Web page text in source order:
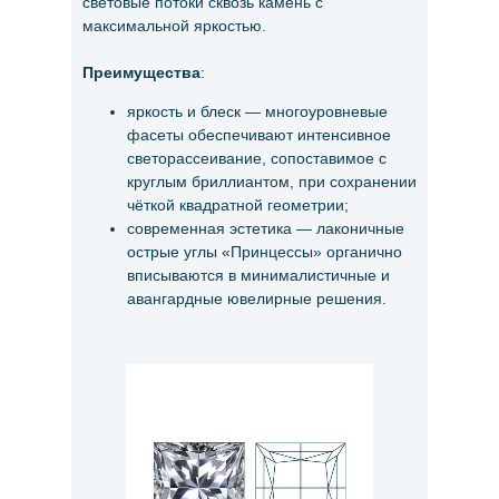
максимальной яркостью.
Преимущества:
яркость и блеск — многоуровневые
фасеты обеспечивают интенсивное
светорассеивание, сопоставимое с
круглым бриллиантом, при сохранении
чёткой квадратной геометрии;
современная эстетика — лаконичные
острые углы «Принцессы» органично
вписываются в минималистичные и
авангардные ювелирные решения.